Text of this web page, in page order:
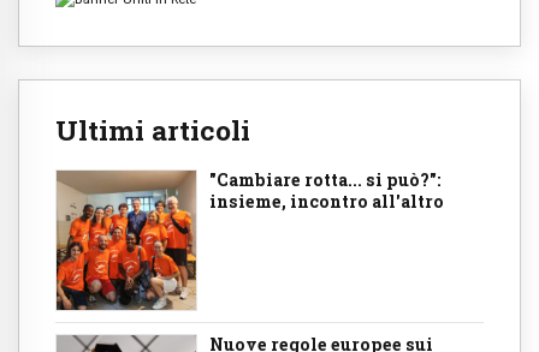
Ultimi articoli
"Cambiare rotta... si può?":
insieme, incontro all'altro
Nuove regole europee sui